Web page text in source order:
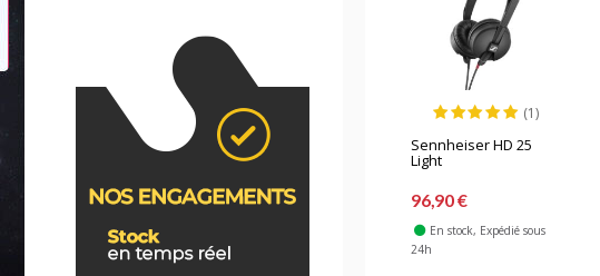
(1)
Sennheiser HD 25
Light
96,90 €
En stock, Expédié sous
24h